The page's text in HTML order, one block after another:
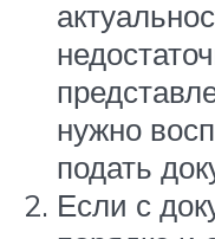
нужно
подать
Если с